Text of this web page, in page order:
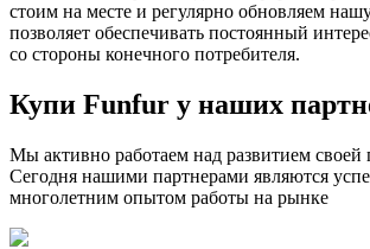
стоим на месте и регулярно обновляем
позволяет обеспечивать постоянный
со стороны конечного потребителя.
Купи Funfur у наших
Мы активно работаем над развитием своей
Сегодня нашими партнерами являются
многолетним опытом работы на рынке